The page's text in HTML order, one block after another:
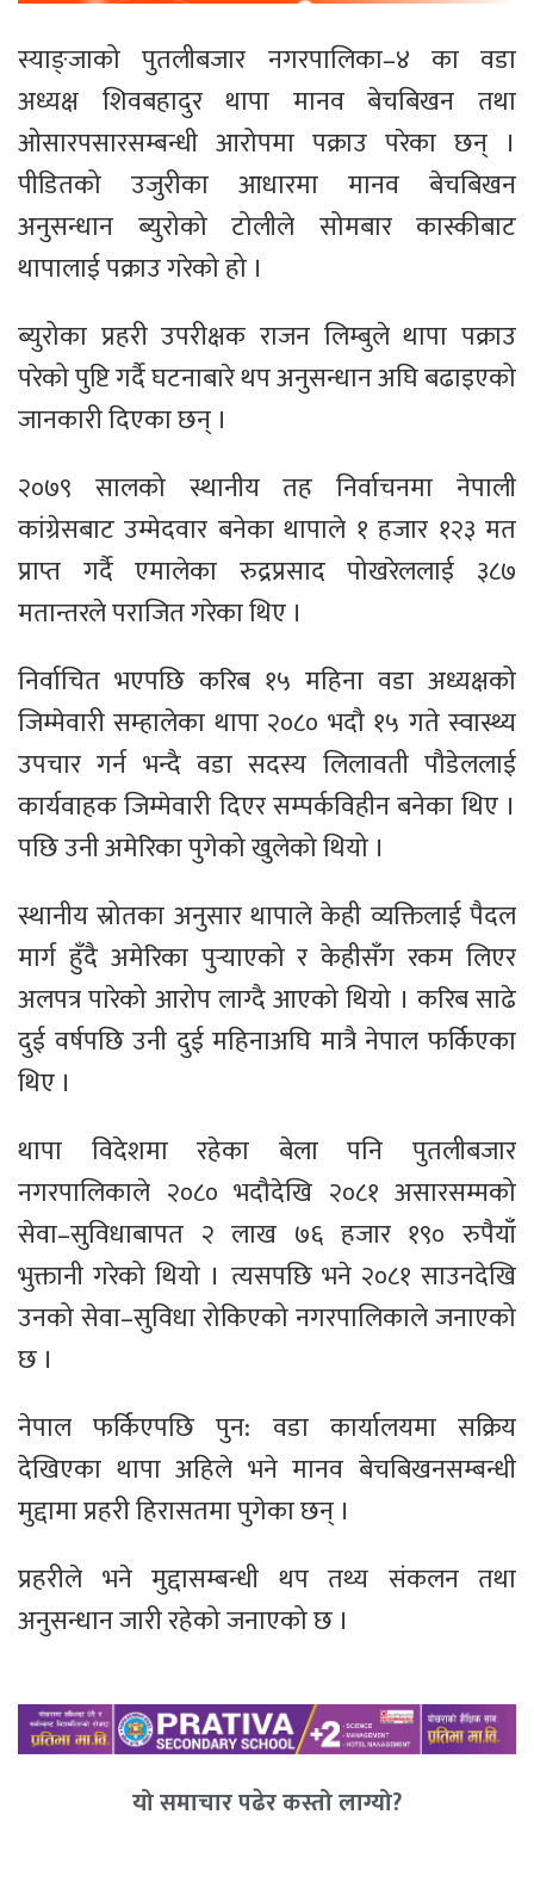
स्याङ्जाको पुतलीबजार नगरपालिका–४ का वडा
अध्यक्ष शिवबहादुर थापा मानव बेचबिखन तथा
ओसारपसारसम्बन्धी आरोपमा पक्राउ परेका छन् ।
पीडितको उजुरीका आधारमा मानव बेचबिखन
अनुसन्धान ब्युरोको टोलीले सोमबार कास्कीबाट
थापालाई पक्राउ गरेको हो ।
ब्युरोका प्रहरी उपरीक्षक राजन लिम्बुले थापा पक्राउ
परेको पुष्टि गर्दै घटनाबारे थप अनुसन्धान अघि बढाइएको
जानकारी दिएका छन् ।
२०७९ सालको स्थानीय तह निर्वाचनमा नेपाली
कांग्रेसबाट उम्मेदवार बनेका थापाले १ हजार १२३ मत
प्राप्त गर्दै एमालेका रुद्रप्रसाद पोखरेललाई ३८७
मतान्तरले पराजित गरेका थिए ।
निर्वाचित भएपछि करिब १५ महिना वडा अध्यक्षको
जिम्मेवारी सम्हालेका थापा २०८० भदौ १५ गते स्वास्थ्य
उपचार गर्न भन्दै वडा सदस्य लिलावती पौडेललाई
कार्यवाहक जिम्मेवारी दिएर सम्पर्कविहीन बनेका थिए ।
पछि उनी अमेरिका पुगेको खुलेको थियो ।
स्थानीय स्रोतका अनुसार थापाले केही व्यक्तिलाई पैदल
मार्ग हुँदै अमेरिका पुर्‍याएको र केहीसँग रकम लिएर
अलपत्र पारेको आरोप लाग्दै आएको थियो । करिब साढे
दुई वर्षपछि उनी दुई महिनाअघि मात्रै नेपाल फर्किएका
थिए ।
थापा विदेशमा रहेका बेला पनि पुतलीबजार
नगरपालिकाले २०८० भदौदेखि २०८१ असारसम्मको
सेवा–सुविधाबापत २ लाख ७६ हजार १९० रुपैयाँ
भुक्तानी गरेको थियो । त्यसपछि भने २०८१ साउनदेखि
उनको सेवा–सुविधा रोकिएको नगरपालिकाले जनाएको
छ ।
नेपाल फर्किएपछि पुन: वडा कार्यालयमा सक्रिय
देखिएका थापा अहिले भने मानव बेचबिखनसम्बन्धी
मुद्दामा प्रहरी हिरासतमा पुगेका छन् ।
प्रहरीले भने मुद्दासम्बन्धी थप तथ्य संकलन तथा
अनुसन्धान जारी रहेको जनाएको छ ।
यो समाचार पढेर कस्तो लाग्यो?